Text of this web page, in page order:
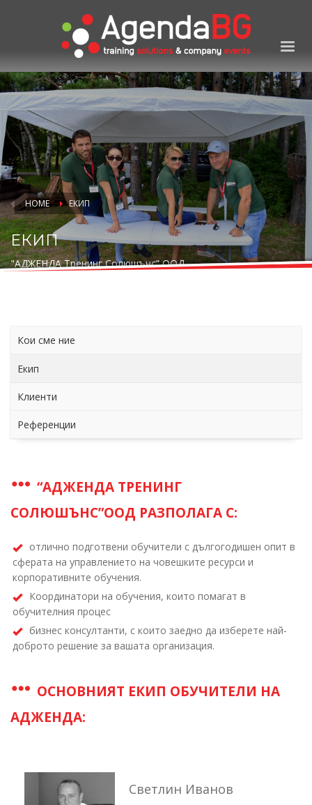
HOME ЕКИП
ЕКИП
"АДЖЕНДА Тренинг Солюшънс” ООД
Кои сме ние
Екип
Клиенти
Референции
“АДЖЕНДА ТРЕНИНГ
СОЛЮШЪНС”ООД РАЗПОЛАГА С:
отлично подготвени обучители с дългогодишен опит в
сферата на управлението на човешките ресурси и
корпоративните обучения.
Координатори на обучения, които помагат в
обучителния процес
бизнес консултанти, с които заедно да изберете най-
доброто решение за вашата организация.
ОСНОВНИЯТ ЕКИП ОБУЧИТЕЛИ НА
АДЖЕНДА:
Светлин Иванов